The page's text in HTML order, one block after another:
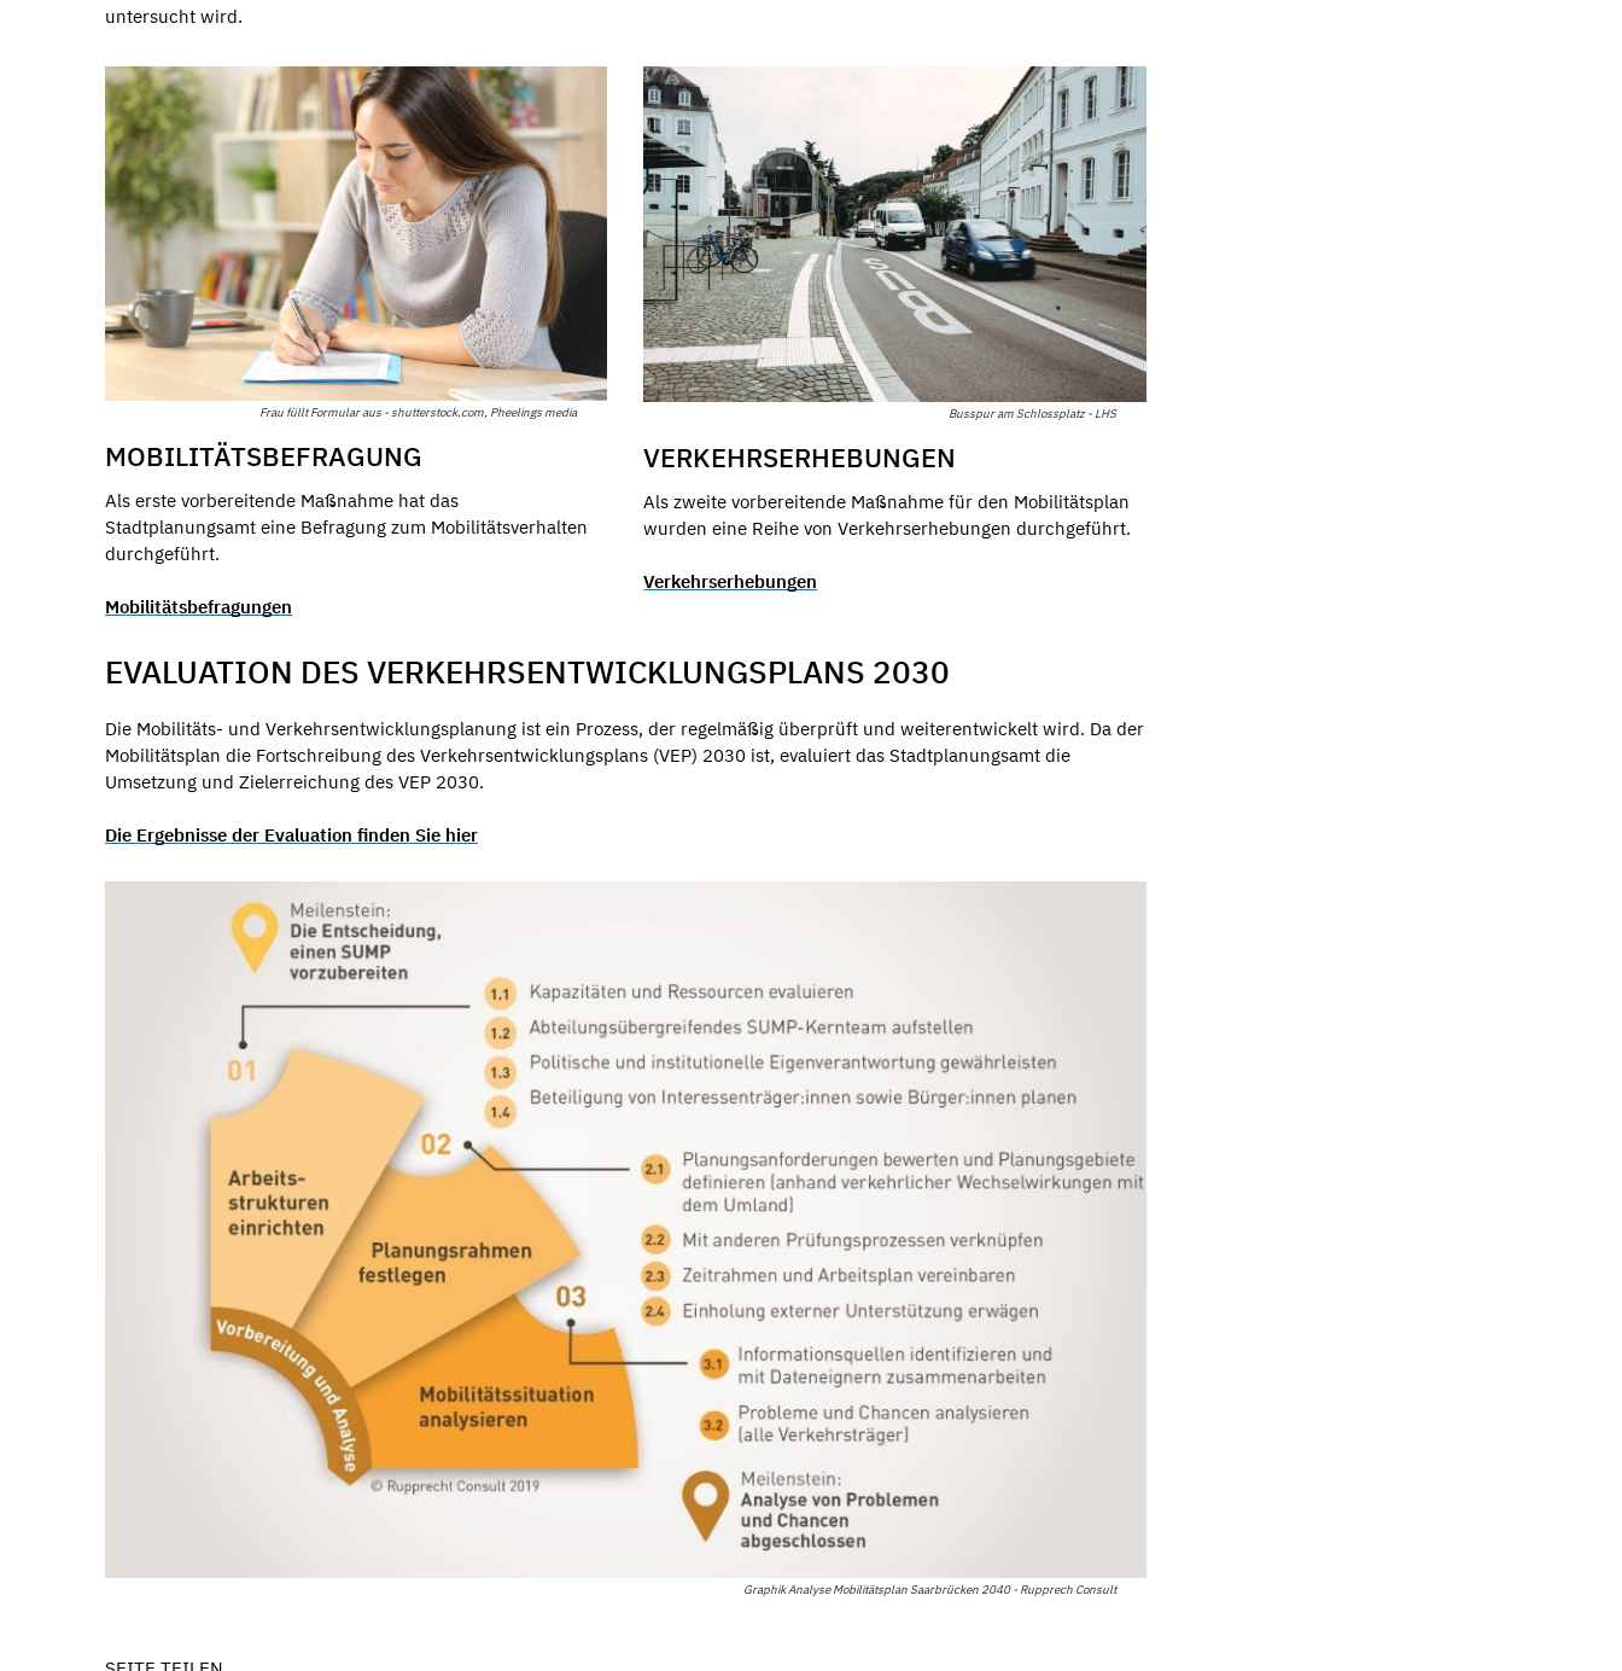
untersucht wird.
Frau füllt Formular aus - shutterstock.com, Pheelings media
MOBILITÄTSBEFRAGUNG
Als erste vorbereitende Maßnahme hat das
Stadtplanungsamt eine Befragung zum Mobilitätsverhalten
durchgeführt.
Mobilitätsbefragungen
Busspur am Schlossplatz - LHS
VERKEHRSERHEBUNGEN
Als zweite vorbereitende Maßnahme für den Mobilitätsplan
wurden eine Reihe von Verkehrserhebungen durchgeführt.
Verkehrserhebungen
EVALUATION DES VERKEHRSENTWICKLUNGSPLANS 2030
Die Mobilitäts- und Verkehrsentwicklungsplanung ist ein Prozess, der regelmäßig überprüft und weiterentwickelt wird. Da der
Mobilitätsplan die Fortschreibung des Verkehrsentwicklungsplans (VEP) 2030 ist, evaluiert das Stadtplanungsamt die
Umsetzung und Zielerreichung des VEP 2030.
Die Ergebnisse der Evaluation finden Sie hier
Graphik Analyse Mobilitätsplan Saarbrücken 2040 - Rupprech Consult